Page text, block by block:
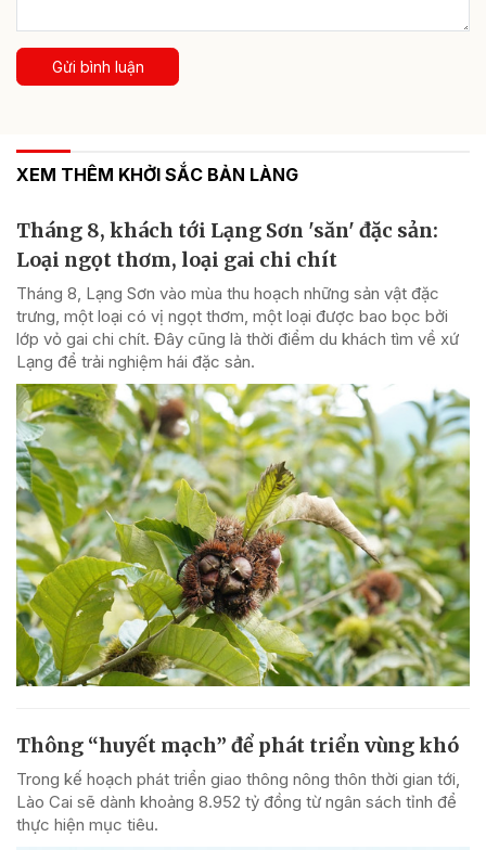
Gửi bình luận
XEM THÊM KHỞI SẮC BẢN LÀNG
Tháng 8, khách tới Lạng Sơn 'săn' đặc sản:
Loại ngọt thơm, loại gai chi chít
Tháng 8, Lạng Sơn vào mùa thu hoạch những sản vật đặc
trưng, một loại có vị ngọt thơm, một loại được bao bọc bởi
lớp vỏ gai chi chít. Đây cũng là thời điểm du khách tìm về xứ
Lạng để trải nghiệm hái đặc sản.
Thông “huyết mạch” để phát triển vùng khó
Trong kế hoạch phát triển giao thông nông thôn thời gian tới,
Lào Cai sẽ dành khoảng 8.952 tỷ đồng từ ngân sách tỉnh để
thực hiện mục tiêu.